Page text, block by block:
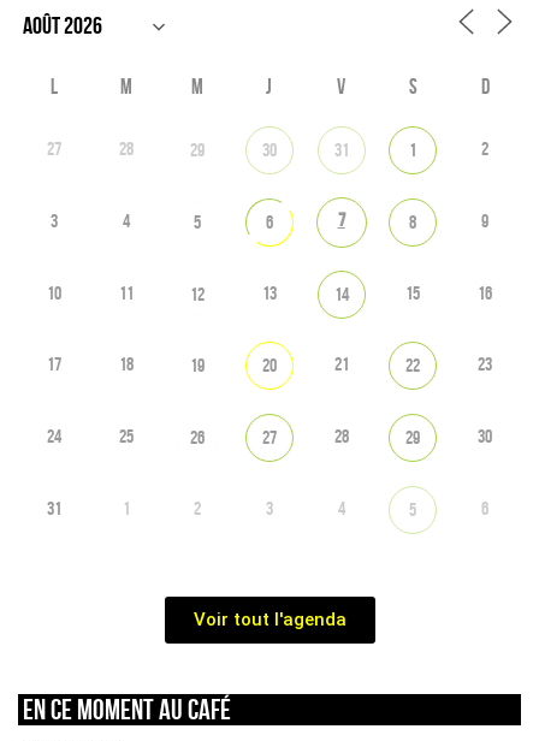
L M M J V S D
27 28 29 30 31 1 2
3 4 5 6 7 8 9
10 11 12 13 14 15 16
17 18 19 20 21 22 23
24 25 26 27 28 29 30
31 1 2 3 4 5 6
Voir tout l'agenda
En ce moment au café